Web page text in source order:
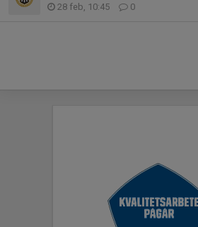
28 feb, 10:45 0